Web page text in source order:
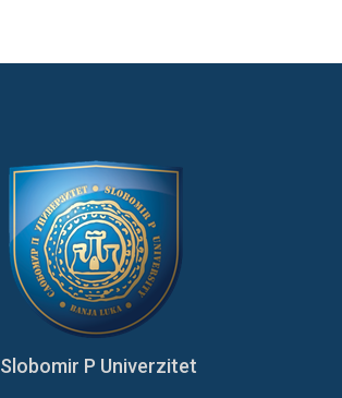
Slobomir P Univerzitet